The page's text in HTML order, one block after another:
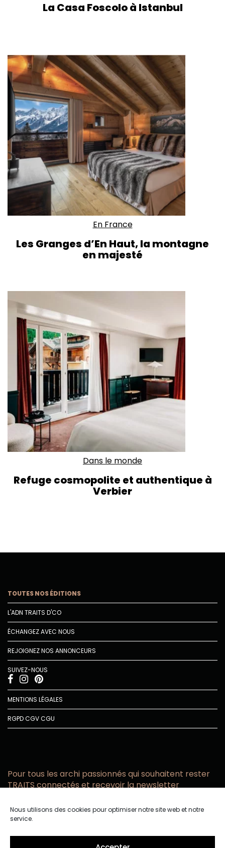
Nous utilisons des cookies pour optimiser notre site web et notre
service.
La Casa Foscolo à Istanbul
En France
Les Granges d’En Haut, la montagne
en majesté
Dans le monde
Refuge cosmopolite et authentique à
Verbier
TOUTES NOS ÉDITIONS
L'ADN TRAITS D'CO
ÉCHANGEZ AVEC NOUS
REJOIGNEZ NOS ANNONCEURS
SUIVEZ-NOUS
MENTIONS LÉGALES
RGPDCGVCGU
Pour tous les archi passionnés qui souhaitent rester
TRAITS connectés et recevoir la newsletter
email
confidentialité.